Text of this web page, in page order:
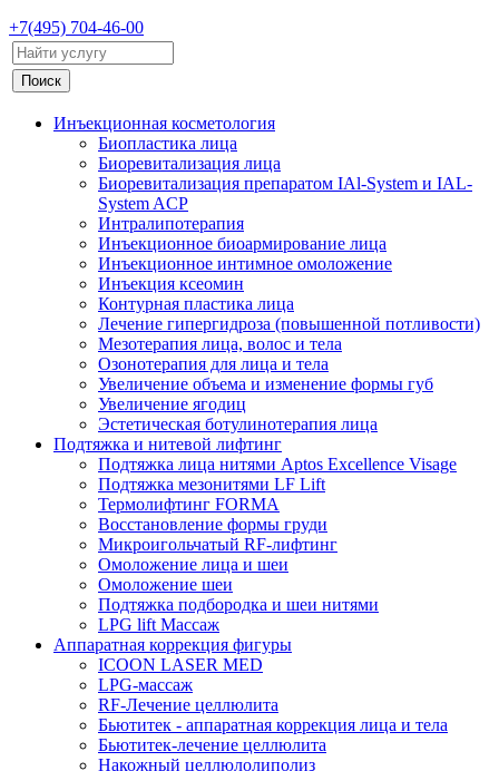
+7(495) 704-46-00
Инъекционная косметология
Биопластика лица
Биоревитализация лица
Биоревитализация препаратом IAl-System и IAL-
System ACP
Интралипотерапия
Инъекционное биоармирование лица
Инъекционное интимное омоложение
Инъекция ксеомин
Контурная пластика лица
Лечение гипергидроза (повышенной потливости)
Мезотерапия лица, волос и тела
Озонотерапия для лица и тела
Увеличение объема и изменение формы губ
Увеличение ягодиц
Эстетическая ботулинотерапия лица
Подтяжка и нитевой лифтинг
Подтяжка лица нитями Aptos Excellence Visage
Подтяжка мезонитями LF Lift
Термолифтинг FORMA
Восстановление формы груди
Микроигольчатый RF-лифтинг
Омоложение лица и шеи
Омоложение шеи
Подтяжка подбородка и шеи нитями
LPG lift Массаж
Аппаратная коррекция фигуры
ICOON LASER MED
LPG-массаж
RF-Лечение целлюлита
Бьютитек - аппаратная коррекция лица и тела
Бьютитек-лечение целлюлита
Накожный целлюлолиполиз